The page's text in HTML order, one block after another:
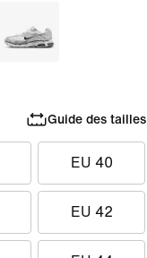
Guide des tailles
EU 40
EU 42